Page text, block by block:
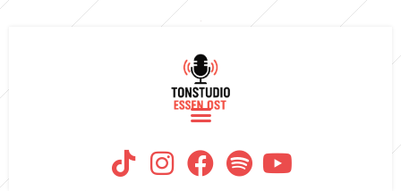
KATEGORIE:
GENERAL